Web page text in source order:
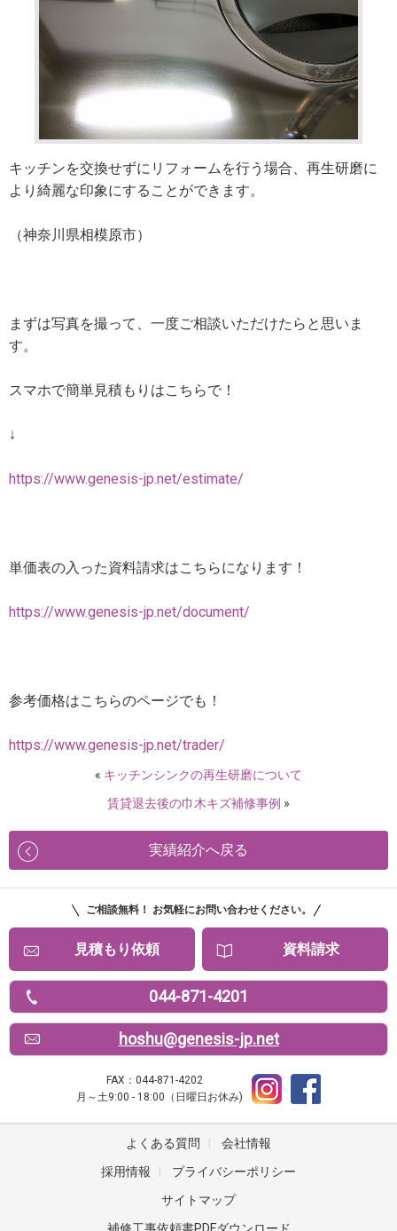
キッチンを交換せずにリフォームを行う場合、再生研磨に
より綺麗な印象にすることができます。
（神奈川県相模原市）
まずは写真を撮って、一度ご相談いただけたらと思いま
す。
スマホで簡単見積もりはこちらで！
↓
https://www.genesis-jp.net/estimate/
単価表の入った資料請求はこちらになります！
https://www.genesis-jp.net/document/
参考価格はこちらのページでも！
https://www.genesis-jp.net/trader/
« キッチンシンクの再生研磨について
賃貸退去後の巾木キズ補修事例 »
実績紹介へ戻る
ご相談無料！ お気軽にお問い合わせください。
見積もり依頼 資料請求
044-871-4201
hoshu@genesis-jp.net
FAX：044-871-4202
月～土9:00 - 18:00（日曜日お休み)
よくある質問
会社情報
採用情報
プライバシーポリシー
サイトマップ